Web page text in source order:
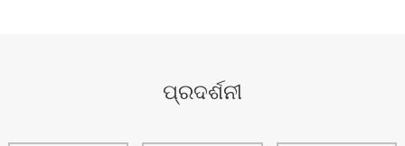
ପ୍ରଦର୍ଶନୀ